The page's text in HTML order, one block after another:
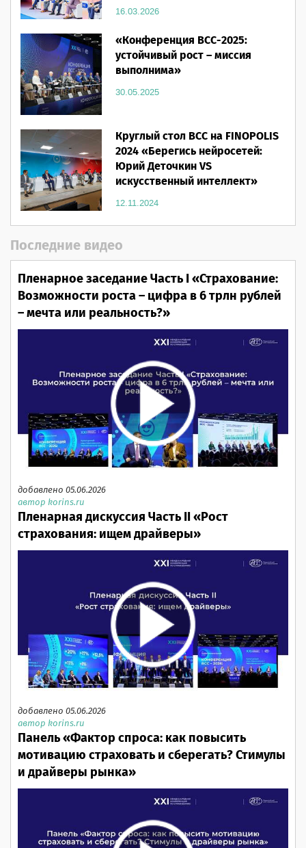
16.03.2026
«Конференция ВСС-2025:
устойчивый рост – миссия
выполнима»
30.05.2025
Круглый стол ВСС на FINOPOLIS
2024 «Берегись нейросетей:
Юрий Деточкин VS
искусственный интеллект»
12.11.2024
Последние видео
Пленарное заседание Часть I «Страхование:
Возможности роста – цифра в 6 трлн рублей
– мечта или реальность?»
добавлено 05.06.2026
автор korins.ru
Пленарная дискуссия Часть II «Рост
страхования: ищем драйверы»
добавлено 05.06.2026
автор korins.ru
Панель «Фактор спроса: как повысить
мотивацию страховать и сберегать? Стимулы
и драйверы рынка»